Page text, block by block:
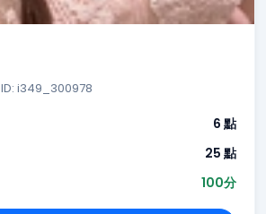
ID: i349_300978
6 點
25 點
100分